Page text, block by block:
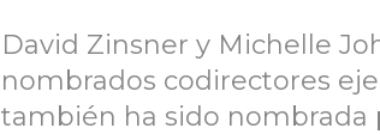
David Zinsner y Michelle
nombrados codirectores
también ha sido nombrada